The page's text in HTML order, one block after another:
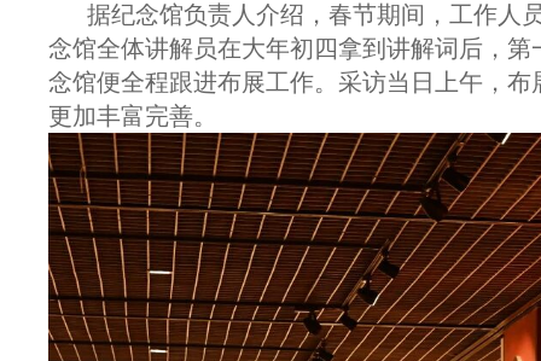
据纪念馆负责人介绍，春节期间，工作人
念馆全体讲解员在大年初四拿到讲解词后，
念馆便全程跟进布展工作。采访当日上午，
更加丰富完善。